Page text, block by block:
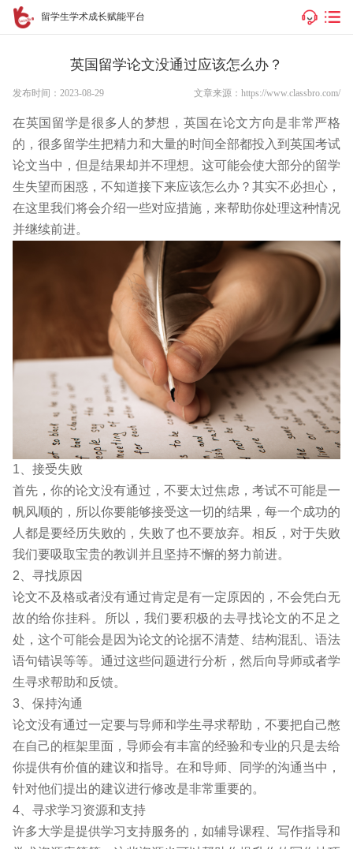
留学生学术成长赋能平台
英国留学论文没通过应该怎么办？
发布时间：2023-08-29 文章来源：https://www.classbro.com/
在英国留学是很多人的梦想，英国在论文方向是非常严格
的，很多留学生把精力和大量的时间全部都投入到英国考试
论文当中，但是结果却并不理想。这可能会使大部分的留学
生失望而困惑，不知道接下来应该怎么办？其实不必担心，
在这里我们将会介绍一些对应措施，来帮助你处理这种情况
并继续前进。
1、接受失败
首先，你的论文没有通过，不要太过焦虑，考试不可能是一
帆风顺的，所以你要能够接受这一切的结果，每一个成功的
人都是要经历失败的，失败了也不要放弃。相反，对于失败
我们要吸取宝贵的教训并且坚持不懈的努力前进。
2、寻找原因
论文不及格或者没有通过肯定是有一定原因的，不会凭白无
故的给你挂科。所以，我们要积极的去寻找论文的不足之
处，这个可能会是因为论文的论据不清楚、结构混乱、语法
语句错误等等。通过这些问题进行分析，然后向导师或者学
生寻求帮助和反馈。
3、保持沟通
论文没有通过一定要与导师和学生寻求帮助，不要把自己憋
在自己的框架里面，导师会有丰富的经验和专业的只是去给
你提供有价值的建议和指导。在和导师、同学的沟通当中，
针对他们提出的建议进行修改是非常重要的。
4、寻求学习资源和支持
许多大学是提供学习支持服务的，如辅导课程、写作指导和